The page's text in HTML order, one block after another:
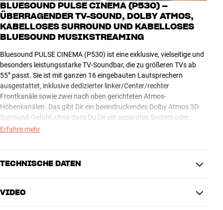
BLUESOUND PULSE CINEMA (P530) –
ÜBERRAGENDER TV-SOUND, DOLBY ATMOS,
KABELLOSES SURROUND UND KABELLOSES
BLUESOUND MUSIKSTREAMING
Bluesound PULSE CINEMA (P530) ist eine exklusive, vielseitige und
besonders leistungsstarke TV-Soundbar, die zu größeren TVs ab
55” passt. Sie ist mit ganzen 16 eingebauten Lautsprechern
ausgestattet, inklusive dedizierter linker/Center/rechter
Frontkanäle sowie zwei nach oben gerichteten Atmos-
Höhenkanälen. Das gibt Dir ein beeindruckendes Dolby Atmos 3D-
Surround-Gefühl, ohne dass Du Dir ein separates System oder
zusätzliche Lautsprecher ins Wohnzimmer holen musst.
Mit PULSE CINEMA erhältst Du Zugang zum gesamten kabellosen
Bluesound Streaming-Universum mit unzähligen
Spezialisten von NAD entwickelt, daher ist selbstverständlich auch
Erfahre mehr
TECHNISCHE DATEN
VERBINDUNGEN
VIDEO